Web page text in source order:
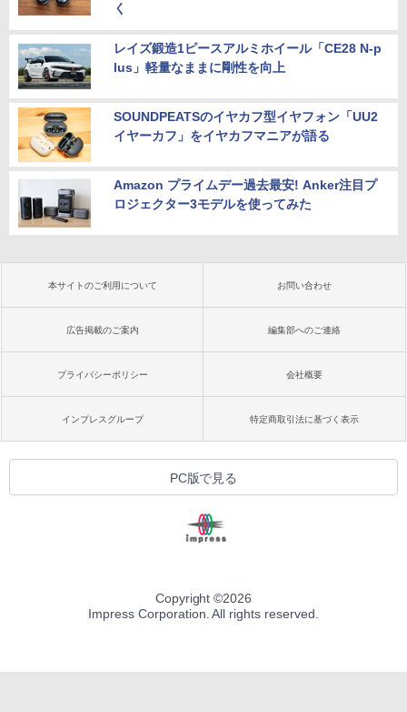
く
レイズ鍛造1ピースアルミホイール「CE28 N-p
lus」軽量なままに剛性を向上
SOUNDPEATSのイヤカフ型イヤフォン「UU2
イヤーカフ」をイヤカフマニアが語る
Amazon プライムデー過去最安! Anker注目プ
ロジェクター3モデルを使ってみた
本サイトのご利用について お問い合わせ
広告掲載のご案内 編集部へのご連絡
プライバシーポリシー 会社概要
インプレスグループ 特定商取引法に基づく表示
PC版で見る
Copyright ©2026
Impress Corporation. All rights reserved.